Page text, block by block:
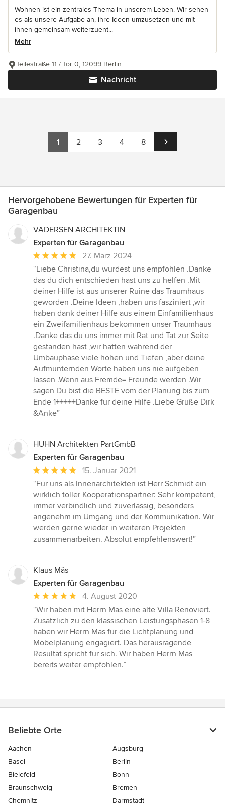
Wohnen ist ein zentrales Thema in unserem Leben. Wir sehen
es als unsere Aufgabe an, ihre Ideen umzusetzen und mit
ihnen gemeinsam weiterzuent...
Mehr
Nachricht
Teilestraße 11 / Tor 0, 12099 Berlin
1 2 3 4 8
Hervorgehobene Bewertungen für Experten für
Garagenbau
VADERSEN ARCHITEKTIN
Experten für Garagenbau
Durchschnittliche
Bewertung:
5
von
5
Sternen
27. März 2024
“Liebe Christina,du wurdest uns empfohlen .Danke
das du dich entschieden hast uns zu helfen .Mit
deiner Hilfe ist aus unserer Ruine das Traumhaus
geworden .Deine Ideen ,haben uns fasziniert ,wir
haben dank deiner Hilfe aus einem Einfamilienhaus
ein Zweifamilienhaus bekommen unser Traumhaus
.Danke das du uns immer mit Rat und Tat zur Seite
gestanden hast ,wir hatten während der
Umbauphase viele höhen und Tiefen ,aber deine
Aufmunternden Worte haben uns nie aufgeben
lassen .Wenn aus Fremde= Freunde werden .Wir
sagen Du bist die BESTE vom der Planung bis zum
Ende 1+++++Danke für deine Hilfe .Liebe Grüße Dirk
&Anke”
HUHN Architekten PartGmbB
Experten für Garagenbau
Durchschnittliche
Bewertung:
5
von
5
Sternen
15. Januar 2021
“Für uns als Innenarchitekten ist Herr Schmidt ein
wirklich toller Kooperationspartner: Sehr kompetent,
immer verbindlich und zuverlässig, besonders
angenehm im Umgang und der Kommunikation. Wir
werden gerne wieder in weiteren Projekten
zusammenarbeiten. Absolut empfehlenswert!”
Klaus Mäs
Experten für Garagenbau
Durchschnittliche
Bewertung:
5
von
5
Sternen
4. August 2020
“Wir haben mit Herrn Mäs eine alte Villa Renoviert.
Zusätzlich zu den klassischen Leistungsphasen 1-8
haben wir Herrn Mäs für die Lichtplanung und
Möbelplanung engagiert. Das herausragende
Resultat spricht für sich. Wir haben Herrn Mäs
bereits weiter empfohlen.”
Beliebte Orte
Aachen
Augsburg
Basel
Berlin
Bielefeld
Bonn
Braunschweig
Bremen
Chemnitz
Darmstadt